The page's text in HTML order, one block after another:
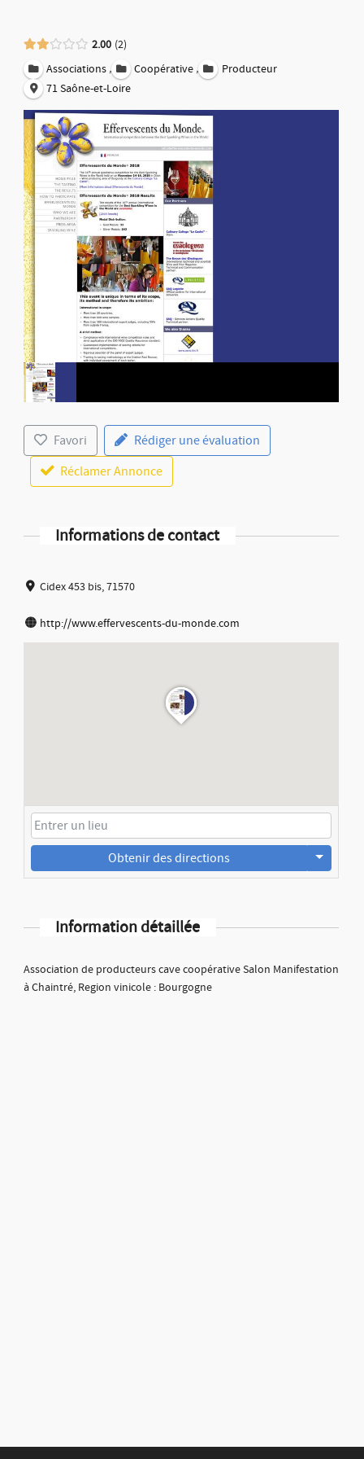
2.00 2
Associations , Coopérative ,
Producteur
71 Saône-et-Loire
Favori
Rédiger une évaluation
Réclamer Annonce
Informations de contact
Cidex 453 bis, 71570
http://www.effervescents-du-monde.com
Obtenir des directions
Information détaillée
Association de producteurs cave coopérative Salon Manifestation
à Chaintré, Region vinicole : Bourgogne